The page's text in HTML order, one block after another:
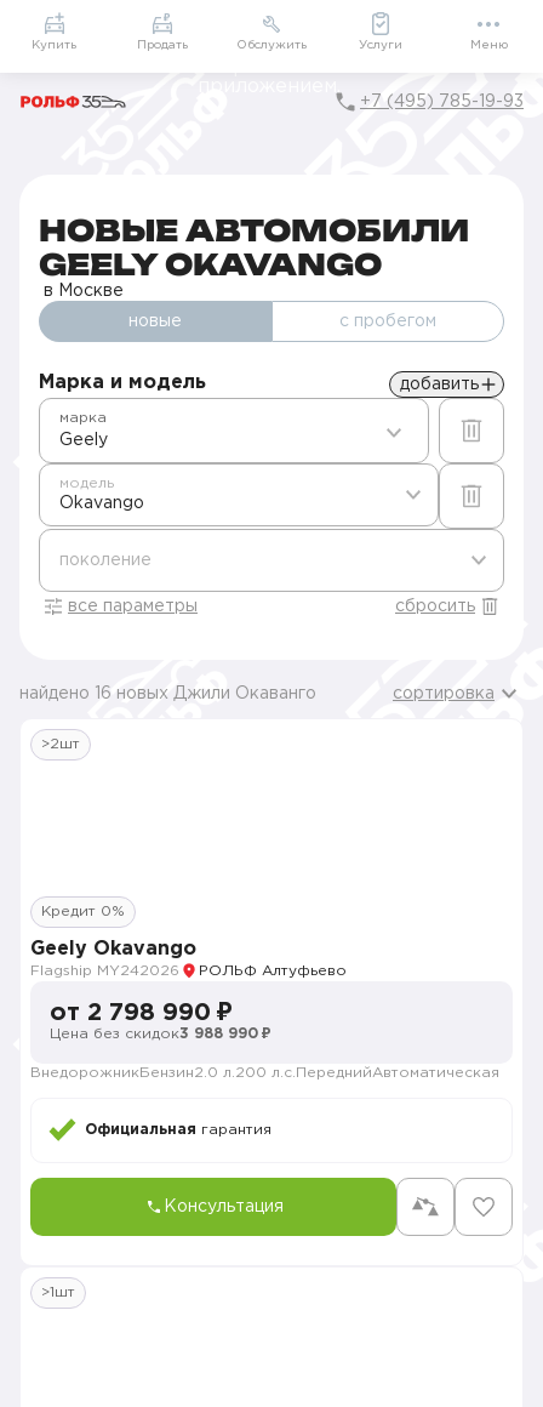
Приложение
Мой РОЛЬФ
Подарки внутри
+7 (495) 785-19-93
НОВЫЕ АВТОМОБИЛИ
GEELY OKAVANGO
в Москве
новые с пробегом
Марка и модель добавить
Geely
марка
Okavango
модель
поколение
все параметры сбросить
найдено 16 новых Джили Окаванго сортировка
>2шт
Кредит 0%
Geely Okavango
Flagship MY242026 РОЛЬФ Алтуфьево
от 2 798 990 ₽
Цена без скидок3 988 990 ₽
Внедорожник Бензин2.0 л. 200 л.с. ПереднийАвтоматическая
Официальная гарантия
Консультация
>1шт
Купить Продать Обслужить Услуги Меню